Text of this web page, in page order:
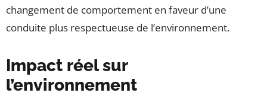
changement de comportement en faveur d’une
conduite plus respectueuse de l’environnement.
Impact réel sur
l’environnement